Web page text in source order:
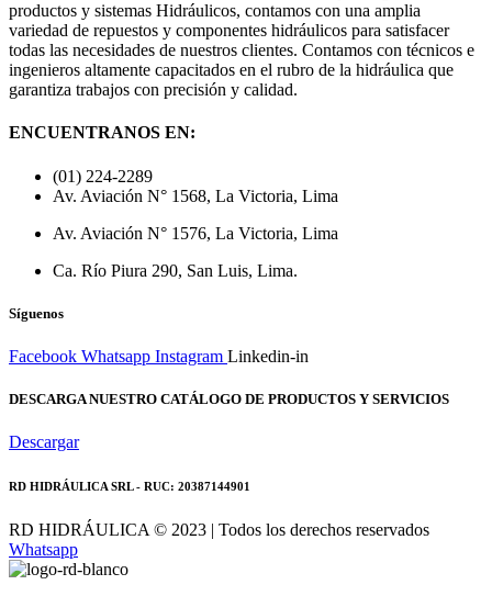
productos y sistemas Hidráulicos, contamos con una amplia
variedad de repuestos y componentes hidráulicos para satisfacer
todas las necesidades de nuestros clientes. Contamos con técnicos e
ingenieros altamente capacitados en el rubro de la hidráulica que
garantiza trabajos con precisión y calidad.
ENCUENTRANOS EN:
(01) 224-2289
Av. Aviación N° 1568, La Victoria, Lima
Av. Aviación N° 1576, La Victoria, Lima
Ca. Río Piura 290, San Luis, Lima.
Síguenos
Facebook Whatsapp Instagram Linkedin-in
DESCARGA NUESTRO CATÁLOGO DE PRODUCTOS Y SERVICIOS
Descargar
RD HIDRÁULICA SRL - RUC: 20387144901
RD HIDRÁULICA © 2023 | Todos los derechos reservados
Whatsapp